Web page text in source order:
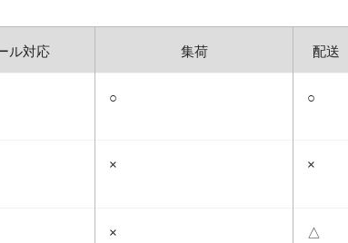
ル対応 集荷 配送
○ ○
× ×
× △